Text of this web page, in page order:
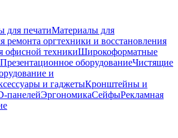
для печатиМатериалы для
ремонта оргтехники и восстановления
офисной техникиШирокоформатные
Презентационное оборудованиеЧистящие
и
и гаджетыКронштейны и
панелейЭргономикаСейфыРекламная